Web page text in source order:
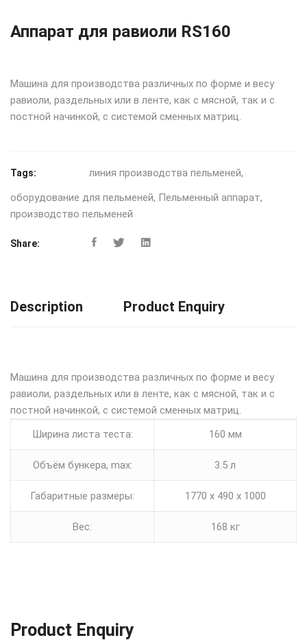
Аппарат для равиоли RS160
Машина для производства различных по форме и весу
равиоли, раздельных или в ленте, как с мясной, так и с
постной начинкой, с системой сменных матриц.
Tags: линия производства пельменей,
оборудование для пельменей, Пельменный аппарат,
производство пельменей
Share:
Description Product Enquiry
Машина для производства различных по форме и весу
равиоли, раздельных или в ленте, как с мясной, так и с
постной начинкой, с системой сменных матриц.
Ширина листа теста:
160 мм
Объём бункера, max: 3.5 л
Габаритные размеры: 1770 x 490 x 1000
Вес: 168 кг
Product Enquiry